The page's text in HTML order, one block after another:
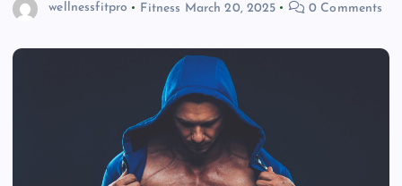
wellnessfitpro Fitness March 20, 2025 0 Comments